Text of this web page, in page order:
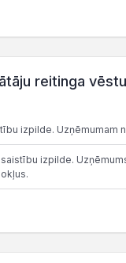
reitinga
izpilde. Uzņēmumam
izpilde.